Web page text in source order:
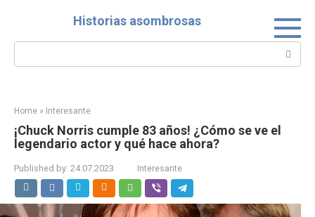
Historias asombrosas
Search:
Home » Interesante
¡Chuck Norris cumple 83 años! ¿Cómo se ve el
legendario actor y qué hace ahora?
Published by: 24.07.2023 Interesante